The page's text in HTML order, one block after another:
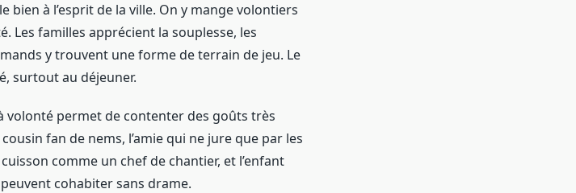
bien à l’esprit de la ville. On y mange volontiers
Les familles apprécient la souplesse, les
y trouvent une forme de terrain de jeu. Le
surtout au déjeuner.
permet de contenter des goûts très
fan de nems, l’amie qui ne jure que par les
comme un chef de chantier, et l’enfant
cohabiter sans drame.